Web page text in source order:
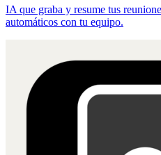
IA que graba y resume tus
automáticos con tu equipo.